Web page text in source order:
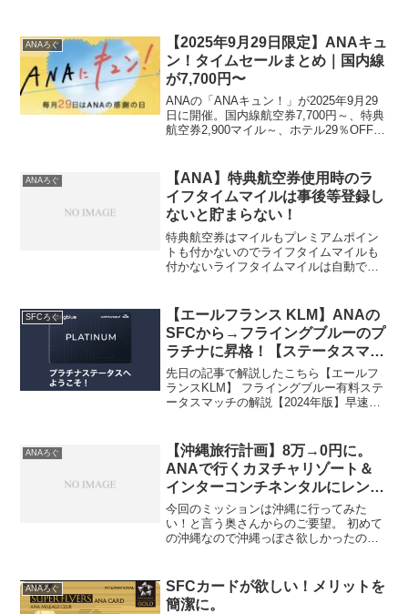
ANAろぐ
【2025年9月29日限定】ANAキュ
ン！タイムセールまとめ｜国内線
が7,700円〜
ANAの「ANAキュン！」が2025年9月29
日に開催。国内線航空券7,700円～、特典
航空券2,900マイル～、ホテル29％OFF、
ANAろぐ
【ANA】特典航空券使用時のラ
イフタイムマイルは事後等登録し
ないと貯まらない！
特典航空券はマイルもプレミアムポイン
トも付かないのでライフタイムマイルも
付かないライフタイムマイルは自動で貯
SFCろぐ
【エールフランス KLM】ANAの
SFCから→フライングブルーのプ
ラチナに昇格！【ステータスマッ
チ2024】
先日の記事で解説したこちら【エールフ
ランスKLM】 フライングブルー有料ステ
ータスマッチの解説【2024年版】早速申
てフライングブルーのプラチナになるメ
リットとは？お支...
ANAろぐ
【沖縄旅行計画】8万→0円に。
ANAで行くカヌチャリゾート＆
インターコンチネンタルにレンタ
カー付き★
今回のミッションは沖縄に行ってみた
い！と言う奥さんからのご要望。 初めて
の沖縄なので沖縄っぽさ欲しかったので
ANAろぐ
SFCカードが欲しい！メリットを
簡潔に。